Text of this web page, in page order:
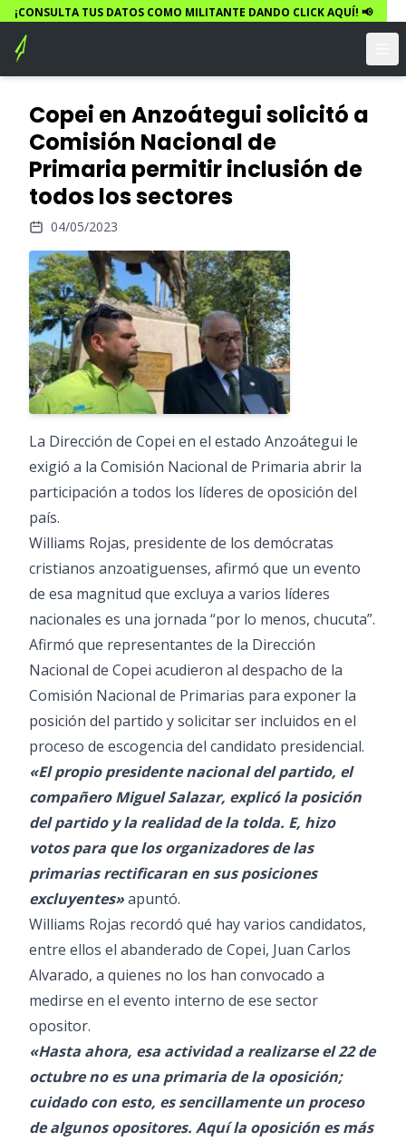
¡CONSULTA TUS DATOS COMO MILITANTE DANDO CLICK AQUÍ! 📢
Copei en Anzoátegui solicitó a
Comisión Nacional de
Primaria permitir inclusión de
todos los sectores
04/05/2023
La Dirección de Copei en el estado Anzoátegui le
exigió a la Comisión Nacional de Primaria abrir la
participación a todos los líderes de oposición del
país.
Williams Rojas, presidente de los demócratas
cristianos anzoatiguenses, afirmó que un evento
de esa magnitud que excluya a varios líderes
nacionales es una jornada “por lo menos, chucuta”.
Afirmó que representantes de la Dirección
Nacional de Copei acudieron al despacho de la
Comisión Nacional de Primarias para exponer la
posición del partido y solicitar ser incluidos en el
proceso de escogencia del candidato presidencial.
«El propio presidente nacional del partido, el
compañero Miguel Salazar, explicó la posición
del partido y la realidad de la tolda. E, hizo
votos para que los organizadores de las
primarias rectificaran en sus posiciones
excluyentes»apuntó.
Williams Rojas recordó qué hay varios candidatos,
entre ellos el abanderado de Copei, Juan Carlos
Alvarado, a quienes no los han convocado a
medirse en el evento interno de ese sector
opositor.
«Hasta ahora, esa actividad a realizarse el 22 de
octubre no es una primaria de la oposición;
cuidado con esto, es sencillamente un proceso
de algunos opositores. Aquí la oposición es más